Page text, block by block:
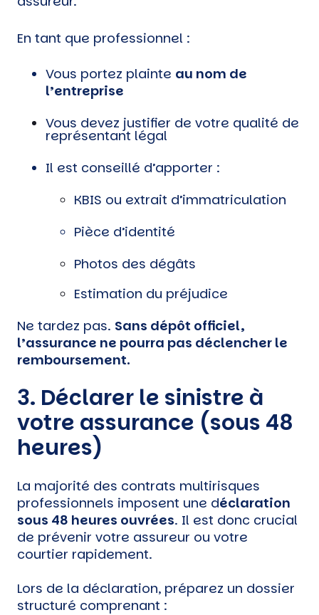
En tant que professionnel :
Vous portez plainte au nom de
l’entreprise
Vous devez justifier de votre qualité de
représentant légal
Il est conseillé d’apporter :
KBIS ou extrait d’immatriculation
Pièce d’identité
Photos des dégâts
Estimation du préjudice
Ne tardez pas. Sans dépôt officiel,
l’assurance ne pourra pas déclencher le
remboursement.
3. Déclarer le sinistre à
votre assurance (sous 48
heures)
La majorité des contrats multirisques
professionnels imposent une déclaration
sous 48 heures ouvrées. Il est donc crucial
de prévenir votre assureur ou votre
courtier rapidement.
Lors de la déclaration, préparez un dossier
structuré comprenant :